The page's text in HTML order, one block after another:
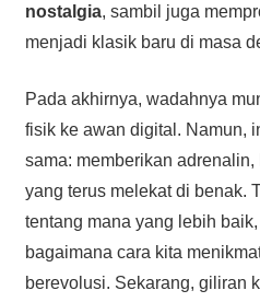
nostalgia, sambil juga
menjadi klasik baru di masa
Pada akhirnya, wadahnya
fisik ke awan digital. Namun,
sama: memberikan
yang terus melekat di benak.
tentang mana yang lebih
bagaimana cara kita
berevolusi. Sekarang, giliran